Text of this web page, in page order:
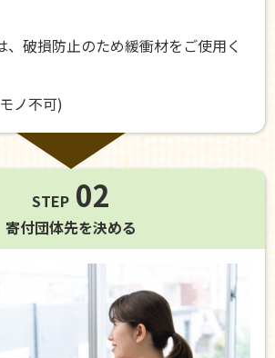
、破損防止のため緩衝材をご使用く
ノ不可)
STEP 02
寄付団体先を決める